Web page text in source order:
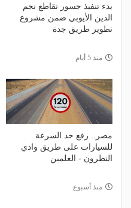
بدء تنفيذ جسور تقاطع نجم
الدين الأيوبي ضمن مشروع
تطوير طريق جدة
منذ 5 أيام
مصر.. رفع حد السرعة
للسيارات على طريق وادي
النطرون - العلمين
منذ أسبوع